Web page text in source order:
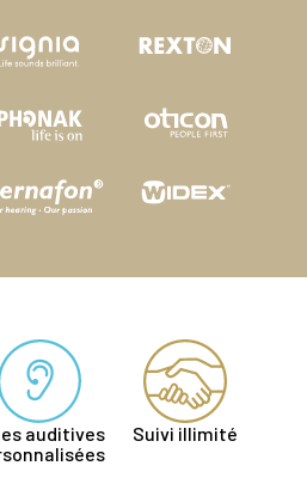
auditives
Suivi illimité